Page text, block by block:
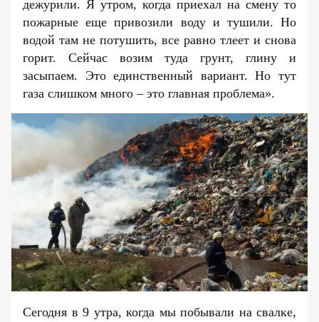
дежурили. Я утром, когда приехал на смену то
пожарные еще привозили воду и тушили. Но
водой там не потушить, все равно тлеет и снова
горит. Сейчас возим туда грунт, глину и
засыпаем. Это единственный вариант. Но тут
газа слишком много – это главная проблема».
Сегодня в 9 утра, когда мы побывали на свалке,